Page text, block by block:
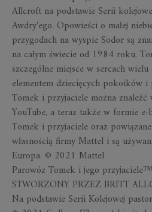
Allcroft na podstawie Serii
Awdry'ego. Opowieści o małej
przygodach na wyspie Sodor są
na całym świecie od 1984 roku.
szczególne miejsce w sercach
elementem dziecięcych pokoików
Tomek i przyjaciele można
YouTube, a teraz także w formie
Tomek i przyjaciele oraz
własnością firmy Mattel i są
Europa. © 2021 Mattel
Parowóz Tomek i jego przyjaciele™
STWORZONY PRZEZ BRITT
Na podstawie Serii Kolejowej